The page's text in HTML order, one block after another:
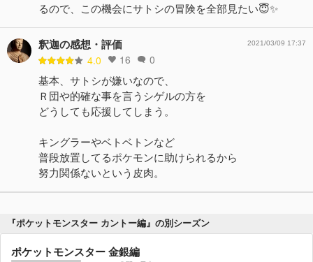
るので、この機会にサトシの冒険を全部見たい😇✨
釈迦の感想・評価
4.0 16 0
2021/03/09 17:37
基本、サトシが嫌いなので、
Ｒ団や的確な事を言うシゲルの方を
どうしても応援してしまう。
キングラーやベトベトンなど
普段放置してるポケモンに助けられるから
努力関係ないという皮肉。
『ポケットモンスター カントー編』の別シーズン
ポケットモンスター 金銀編